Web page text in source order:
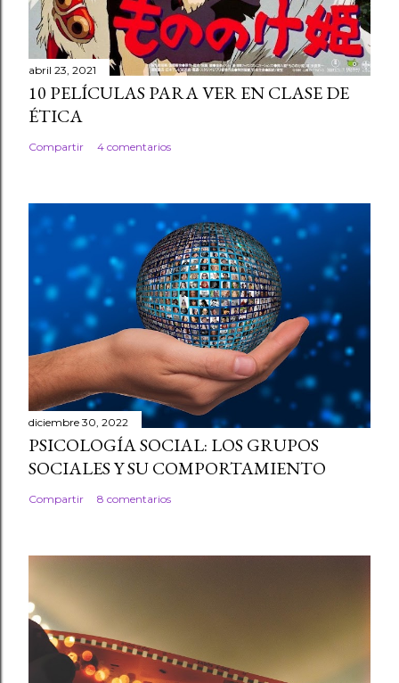
abril 23, 2021
10 PELÍCULAS PARA VER EN CLASE DE
ÉTICA
Compartir 4 comentarios
diciembre 30, 2022
PSICOLOGÍA SOCIAL: LOS GRUPOS
SOCIALES Y SU COMPORTAMIENTO
Compartir 8 comentarios